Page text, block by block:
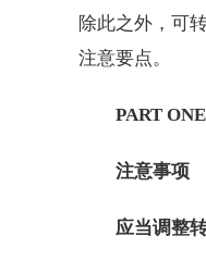
除此之外，可
注意要点。
PART ONE
注意事项
应当调整